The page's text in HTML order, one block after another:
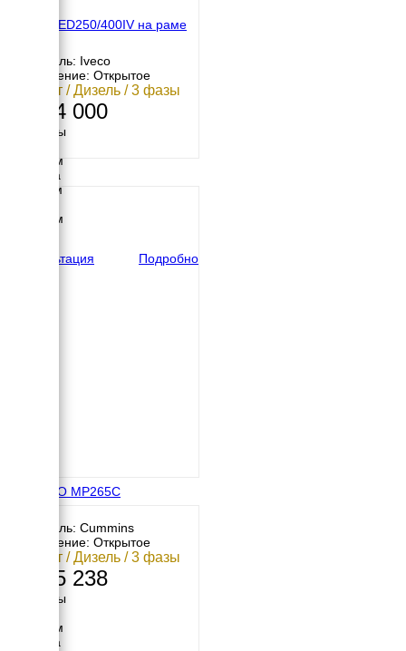
Energo ED250/400IV на раме
Двигатель: Iveco
Исполнение: Открытое
200 кВт / Дизель / 3 фазы
2 584 000
Размеры
3000 мм
Ширина
1170 мм
1793 мм
Консультация
Подробно
ENERGO MP265C
Двигатель: Cummins
Исполнение: Открытое
200 кВт / Дизель / 3 фазы
2 255 238
Размеры
2550 мм
Ширина